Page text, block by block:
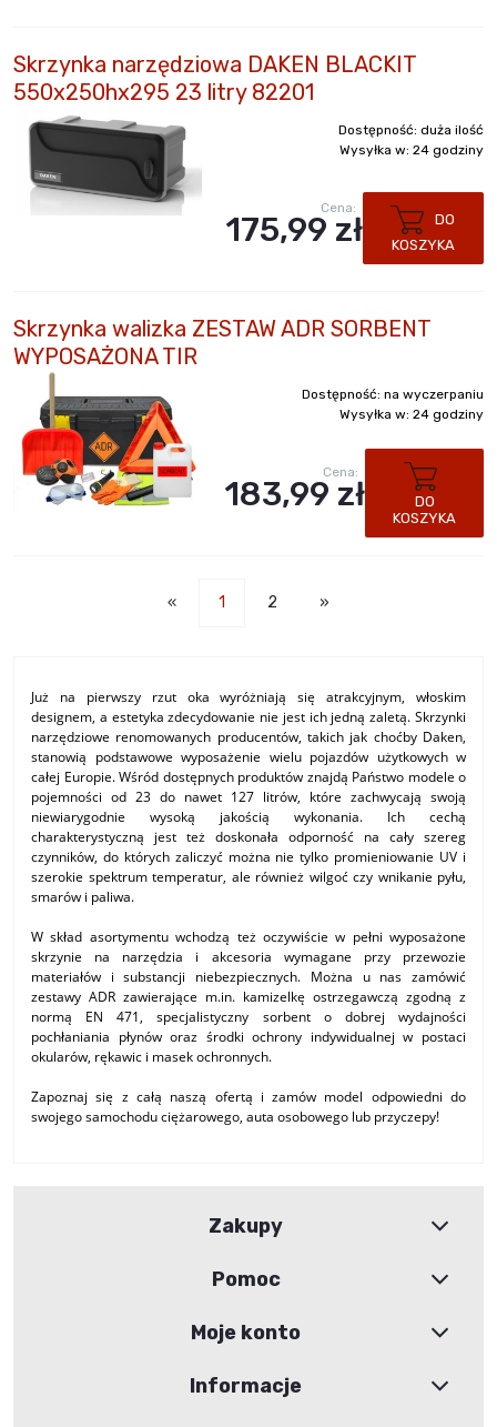
Skrzynka narzędziowa DAKEN BLACKIT
550x250hx295 23 litry 82201
Dostępność: duża ilość
Wysyłka w: 24 godziny
Cena:
175,99 zł
DO
KOSZYKA
Skrzynka walizka ZESTAW ADR SORBENT
WYPOSAŻONA TIR
Dostępność: na wyczerpaniu
Wysyłka w: 24 godziny
Cena:
183,99 zł
DO
KOSZYKA
« 1 2 »
Już na pierwszy rzut oka wyróżniają się atrakcyjnym, włoskim
designem, a estetyka zdecydowanie nie jest ich jedną zaletą. Skrzynki
narzędziowe renomowanych producentów, takich jak choćby Daken,
stanowią podstawowe wyposażenie wielu pojazdów użytkowych w
całej Europie. Wśród dostępnych produktów znajdą Państwo modele o
pojemności od 23 do nawet 127 litrów, które zachwycają swoją
niewiarygodnie wysoką jakością wykonania. Ich cechą
charakterystyczną jest też doskonała odporność na cały szereg
czynników, do których zaliczyć można nie tylko promieniowanie UV i
szerokie spektrum temperatur, ale również wilgoć czy wnikanie pyłu,
smarów i paliwa.
W skład asortymentu wchodzą też oczywiście w pełni wyposażone
skrzynie na narzędzia i akcesoria wymagane przy przewozie
materiałów i substancji niebezpiecznych. Można u nas zamówić
zestawy ADR zawierające m.in. kamizelkę ostrzegawczą zgodną z
normą EN 471, specjalistyczny sorbent o dobrej wydajności
pochłaniania płynów oraz środki ochrony indywidualnej w postaci
okularów, rękawic i masek ochronnych.
Zapoznaj się z całą naszą ofertą i zamów model odpowiedni do
swojego samochodu ciężarowego, auta osobowego lub przyczepy!
Zakupy
Pomoc
Moje konto
Informacje